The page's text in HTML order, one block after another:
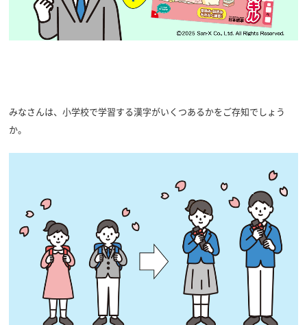
みなさんは、小学校で学習する漢字がいくつあるかをご存知でしょう
か。